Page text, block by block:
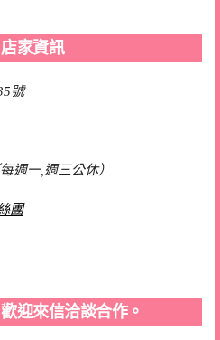
家資訊
號
週一,週三公休）
團
迎來信洽談合作。